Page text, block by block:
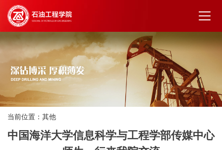
当前位置： 其他
中国海洋大学信息科学与工程学部传媒中心